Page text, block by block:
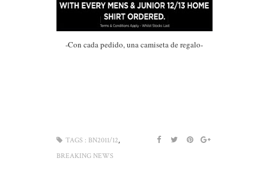
-Con cada pedido, una camiseta de regalo-
TAGS : BN2011/12,
BREAKING NEWS